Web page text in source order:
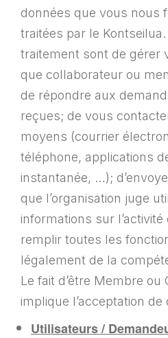
données que vous nous
traitées par le
traitement sont de gérer
que collaborateur ou
de répondre aux
reçues; de vous
moyens (courrier
téléphone, applications
instantanée, …);
que l’organisation juge
informations sur
remplir toutes les
légalement de la
Le fait d’être Membre ou
implique l’acceptation
Utilisateurs /